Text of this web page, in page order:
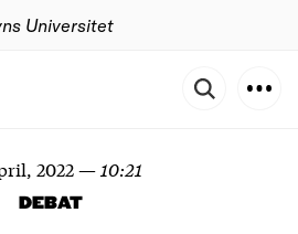
Universitet
2022— 10:21
DEBAT